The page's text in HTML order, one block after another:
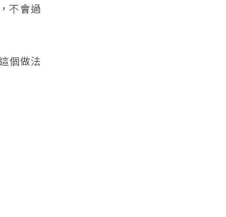
不會過
個做法